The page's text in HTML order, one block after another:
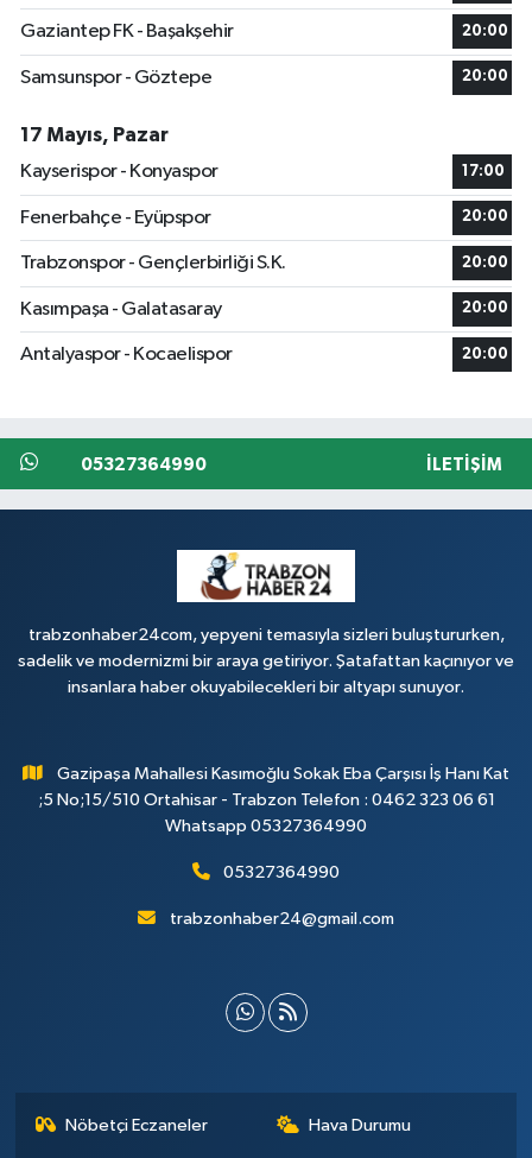
Gaziantep FK - Başakşehir 20:00
Samsunspor - Göztepe 20:00
17 Mayıs, Pazar
Kayserispor - Konyaspor
17:00
Fenerbahçe - Eyüpspor 20:00
Trabzonspor - Gençlerbirliği S.K. 20:00
Kasımpaşa - Galatasaray 20:00
Antalyaspor - Kocaelispor 20:00
05327364990 İLETIŞIM
trabzonhaber24com, yepyeni temasıyla sizleri buluştururken,
sadelik ve modernizmi bir araya getiriyor. Şatafattan kaçınıyor ve
insanlara haber okuyabilecekleri bir altyapı sunuyor.
Gazipaşa Mahallesi Kasımoğlu Sokak Eba Çarşısı İş Hanı Kat
;5 No;15/510 Ortahisar - Trabzon Telefon : 0462 323 06 61
Whatsapp 05327364990
05327364990
trabzonhaber24@gmail.com
Nöbetçi Eczaneler Hava Durumu